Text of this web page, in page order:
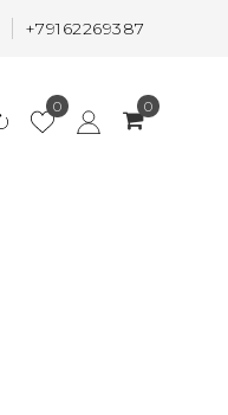
+79162269387
0 0